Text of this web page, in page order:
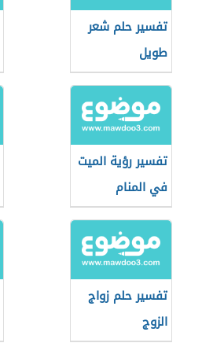
تفسير حلم شعر
طويل
تفسير رؤية الميت
في المنام
تفسير حلم زواج
الزوج